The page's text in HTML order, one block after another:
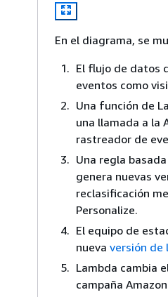
En el diagrama, se
El flujo de datos
eventos como
Una función de
una llamada a la
rastreador de
Una regla
genera nuevas
reclasificación
Personalize.
El equipo de
nueva versión de
Lambda cambia
campaña